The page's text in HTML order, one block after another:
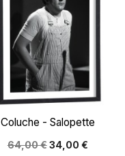
Coluche - Salopette
64,00 €34,00 €